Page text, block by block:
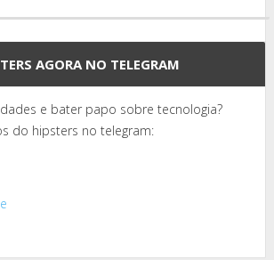
AGORA NO TELEGRAM
e bater papo sobre tecnologia?
do hipsters no telegram: